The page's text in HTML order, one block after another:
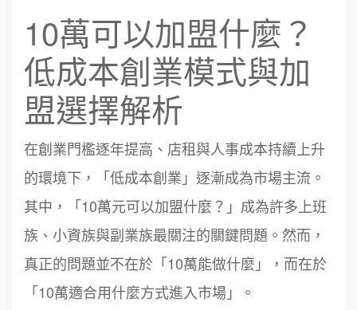
10萬可以加盟什麼？
低成本創業模式與加
盟選擇解析
在創業門檻逐年提高、店租與人事成本持續上升
的環境下，「低成本創業」逐漸成為市場主流。
其中，「10萬元可以加盟什麼？」成為許多上班
族、小資族與副業族最關注的關鍵問題。然而，
真正的問題並不在於「10萬能做什麼」，而在於
「10萬適合用什麼方式進入市場」。